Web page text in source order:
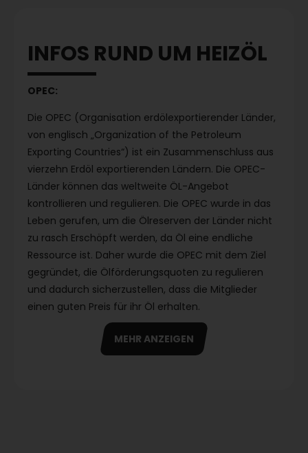
INFOS RUND UM HEIZÖL
OPEC:
Die OPEC (Organisation erdölexportierender Länder,
von englisch „Organization of the Petroleum
Exporting Countries“) ist ein Zusammenschluss aus
vierzehn Erdöl exportierenden Ländern. Die OPEC-
Länder können das weltweite ÖL-Angebot
kontrollieren und regulieren. Die OPEC wurde in das
Leben gerufen, um die Ölreserven der Länder nicht
zu rasch Erschöpft werden, da Öl eine endliche
Ressource ist. Daher wurde die OPEC mit dem Ziel
gegründet, die Ölförderungsquoten zu regulieren
und dadurch sicherzustellen, dass die Mitglieder
einen guten Preis für ihr Öl erhalten.
MEHR ANZEIGEN